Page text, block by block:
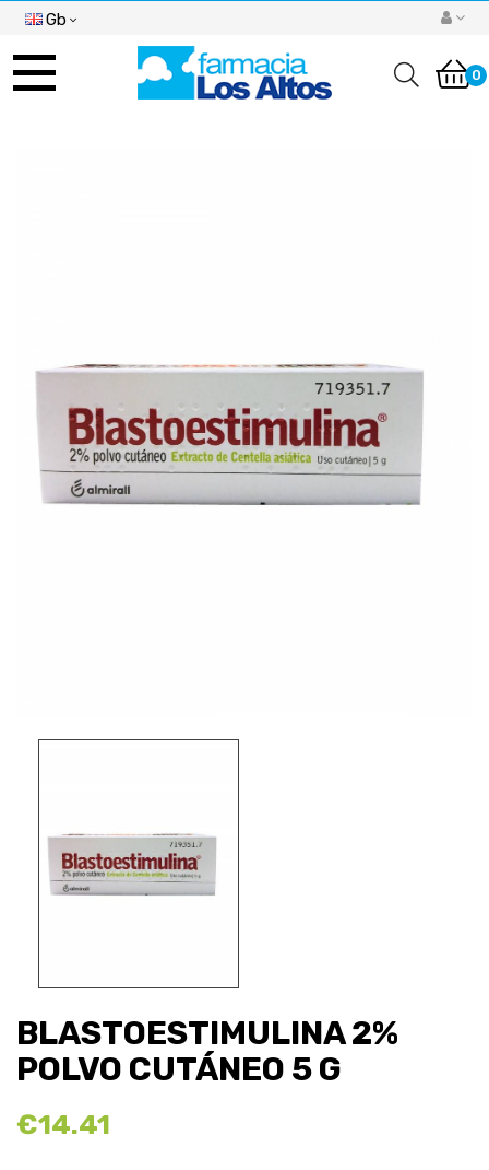
Gb
Toggle
navigation 0
BLASTOESTIMULINA 2%
POLVO CUTÁNEO 5 G
€14.41